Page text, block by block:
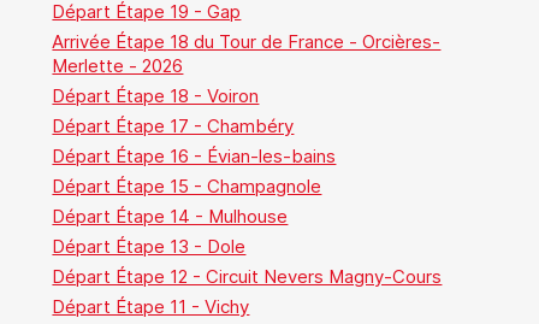
Départ Étape 19 - Gap
Arrivée Étape 18 du Tour de France - Orcières-
Merlette - 2026
Départ Étape 18 - Voiron
Départ Étape 17 - Chambéry
Départ Étape 16 - Évian-les-bains
Départ Étape 15 - Champagnole
Départ Étape 14 - Mulhouse
Départ Étape 13 - Dole
Départ Étape 12 - Circuit Nevers Magny-Cours
Départ Étape 11 - Vichy